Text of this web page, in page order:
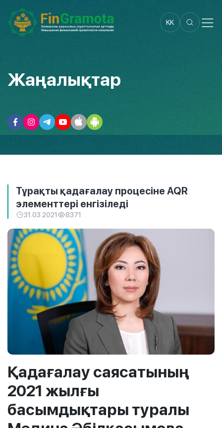
KK
Жаңалықтар
Тұрақты қадағалау процесіне AQR
элементтері енгізіледі
31.03.2021 8371
Қадағалау саясатының
2021 жылғы
басымдықтары туралы